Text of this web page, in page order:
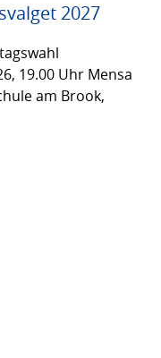
2027
19.00 Uhr Mensa
am Brook,